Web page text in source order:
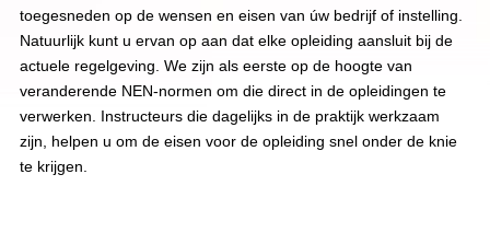
toegesneden op de wensen en eisen van úw bedrijf of instelling.
Natuurlijk kunt u ervan op aan dat elke opleiding aansluit bij de
actuele regelgeving. We zijn als eerste op de hoogte van
veranderende NEN-normen om die direct in de opleidingen te
verwerken. Instructeurs die dagelijks in de praktijk werkzaam
zijn, helpen u om de eisen voor de opleiding snel onder de knie
te krijgen.